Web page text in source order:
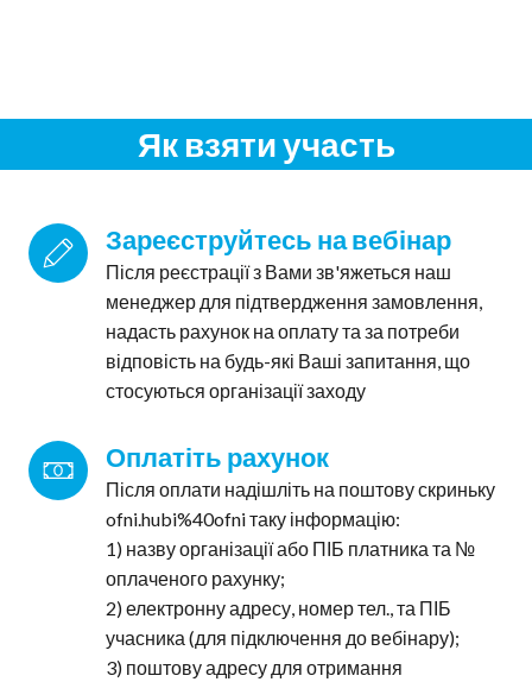
Як взяти участь
Зареєструйтесь на вебінар
Після реєстрації з Вами зв'яжеться наш
менеджер для підтвердження замовлення,
надасть рахунок на оплату та за потреби
відповість на будь-які Ваші запитання, що
стосуються організації заходу
Оплатіть рахунок
Після оплати надішліть на поштову скриньку
ofni.hubi%40ofni таку інформацію:
1) назву організації або ПІБ платника та №
оплаченого рахунку;
2) електронну адресу, номер тел., та ПІБ
учасника (для підключення до вебінару);
3) поштову адресу для отримання